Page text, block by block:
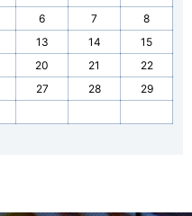
6 7
8
13 14
15
20 21
22
27 28
29